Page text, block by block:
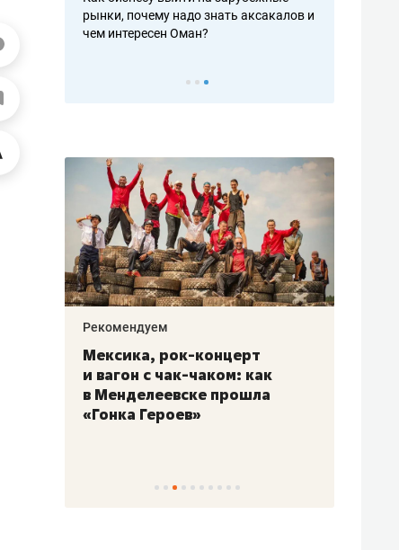
рынки, почему надо знать аксакалов и
чем интересен Оман?
Рекомендуем
Мексика, рок-концерт
и вагон с чак-чаком: как
в Менделеевске прошла
«Гонка Героев»